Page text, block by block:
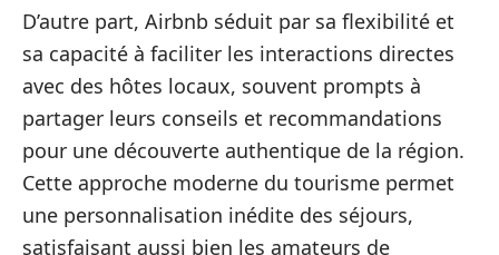
D’autre part, Airbnb séduit par sa flexibilité et
sa capacité à faciliter les interactions directes
avec des hôtes locaux, souvent prompts à
partager leurs conseils et recommandations
pour une découverte authentique de la région.
Cette approche moderne du tourisme permet
une personnalisation inédite des séjours,
satisfaisant aussi bien les amateurs de